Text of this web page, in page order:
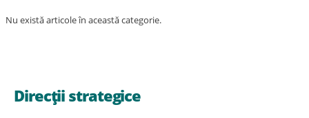
Nu există articole în această categorie.
Direcții strategice